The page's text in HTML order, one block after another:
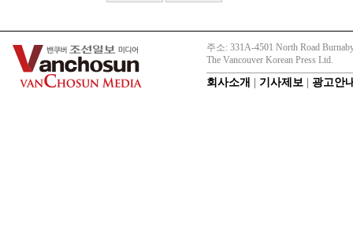
주소: 331A-4501 North Road
The Vancouver Korean Press Ltd.
회사소개 기사제보 광고안